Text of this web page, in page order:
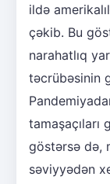
ildə
çəkib. Bu
narahatlıq
təcrübəsinin
göstərsə də,
səviyyədən